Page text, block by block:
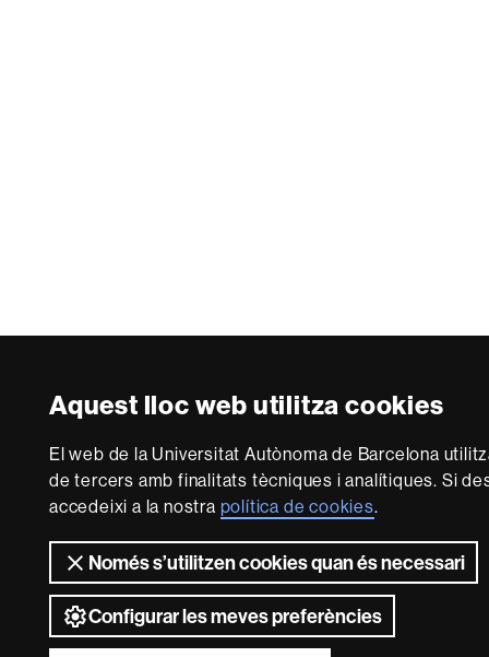
Aquest lloc web utilitza cookies
El web de la Universitat Autònoma de Barcelona
de tercers amb finalitats tècniques i analítiques. Si
accedeixi a la nostra política de cookies.
Només s’utilitzen cookies quan és necessari
Configurar les meves preferències